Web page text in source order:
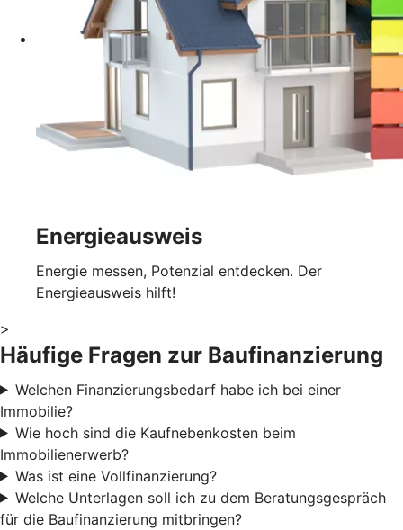
Energieausweis
Energie messen, Potenzial entdecken. Der
Energieausweis hilft!
>
Häufige Fragen zur Baufinanzierung
Welchen Finanzierungsbedarf habe ich bei einer
Immobilie?
Wie hoch sind die Kaufnebenkosten beim
Immobilienerwerb?
Was ist eine Vollfinanzierung?
Welche Unterlagen soll ich zu dem Beratungsgespräch
für die Baufinanzierung mitbringen?